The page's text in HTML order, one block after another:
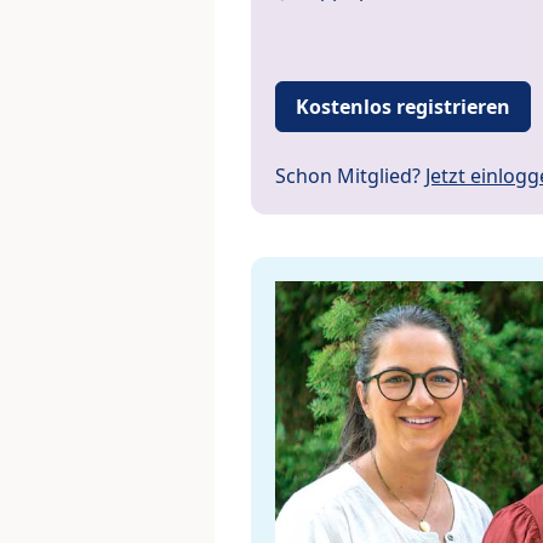
Kostenlos registrieren
Schon Mitglied? Jetzt